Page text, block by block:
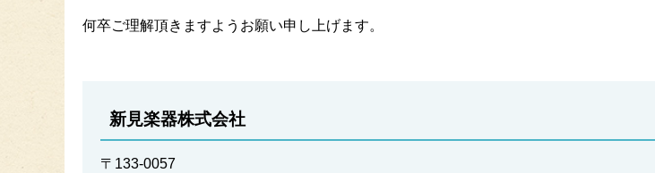
何卒ご理解頂きますようお願い申し上げます。
新見楽器株式会社
〒133-0057